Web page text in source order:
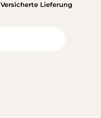
Versicherte Lieferung